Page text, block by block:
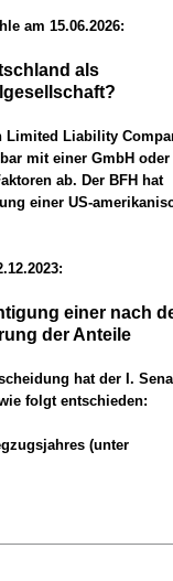
am 15.06.2026:
als
Limited Liability
mit einer GmbH
ab. Der BFH hat
einer US-
bestätigt, eine
der
zu
einer nach
der Anteile
hat der I.
folgt entschieden:
(unter
im